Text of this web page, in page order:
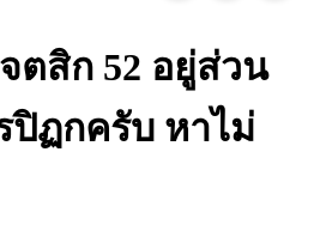
ตสิก 52 อยู่ส่วน
ปิฏกครับ หาไม่